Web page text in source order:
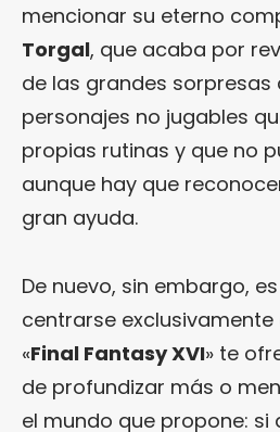
mencionar su eterno
Torgal, que acaba por
de las grandes sorpresas
personajes no jugables
propias rutinas y que no
aunque hay que
gran ayuda.
De nuevo, sin embargo,
centrarse exclusivamente
«Final Fantasy XVI» te
de profundizar más o
el mundo que propone: si